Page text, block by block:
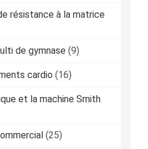
résistance à la matrice
de gymnase (9)
cardio (16)
et la machine Smith
(25)